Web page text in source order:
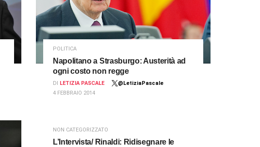
POLITICA
Napolitano a Strasburgo: Austerità ad
ogni costo non regge
DI LETIZIA PASCALE
@LetiziaPascale
4 FEBBRAIO 2014
NON CATEGORIZZATO
L’Intervista/ Rinaldi: Ridisegnare le